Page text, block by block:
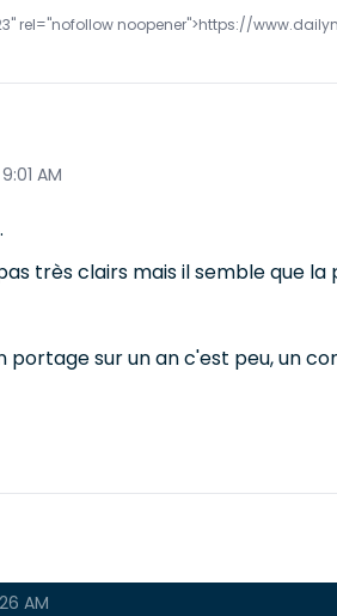
rel="nofollow noopener">https://
AM
très clairs mais il semble que
sur un an c'est peu, un
AM